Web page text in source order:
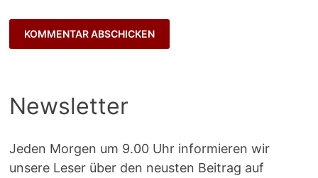
Newsletter
Jeden Morgen um 9.00 Uhr informieren wir
unsere Leser über den neusten Beitrag auf